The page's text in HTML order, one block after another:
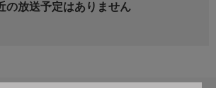
の放送予定はありません